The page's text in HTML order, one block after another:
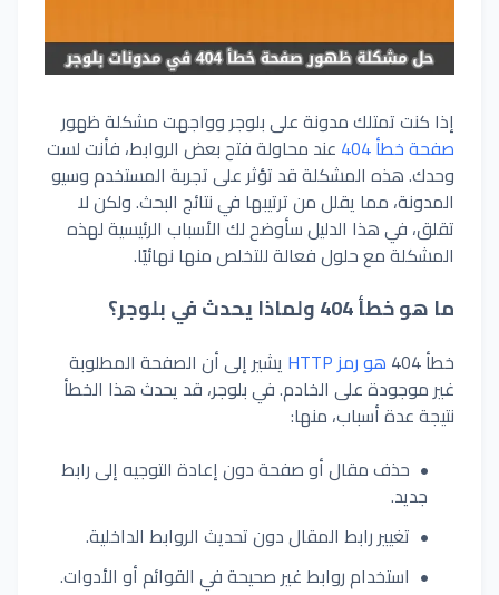
إذا كنت تمتلك مدونة على بلوجر وواجهت مشكلة ظهور
صفحة خطأ 404
عند محاولة فتح بعض الروابط، فأنت لست
وحدك. هذه المشكلة قد تؤثر على تجربة المستخدم وسيو
المدونة، مما يقلل من ترتيبها في نتائج البحث. ولكن لا
تقلق، في هذا الدليل سأوضح لك الأسباب الرئيسية لهذه
المشكلة مع حلول فعالة للتخلص منها نهائيًا.
ما هو خطأ 404 ولماذا يحدث في بلوجر؟
خطأ 404 هو رمز HTTP
يشير إلى أن الصفحة المطلوبة
غير موجودة على الخادم. في بلوجر، قد يحدث هذا الخطأ
نتيجة عدة أسباب، منها:
حذف مقال أو صفحة دون إعادة التوجيه إلى رابط
جديد.
تغيير رابط المقال دون تحديث الروابط الداخلية.
استخدام روابط غير صحيحة في القوائم أو الأدوات.